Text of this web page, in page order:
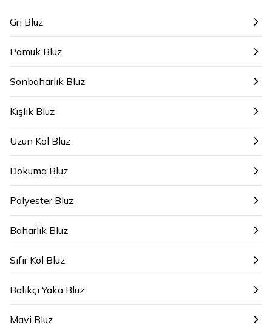
Gri Bluz
Pamuk Bluz
Sonbaharlık Bluz
Kışlık Bluz
Uzun Kol Bluz
Dokuma Bluz
Polyester Bluz
Baharlık Bluz
Sıfır Kol Bluz
Balıkçı Yaka Bluz
Mavi Bluz